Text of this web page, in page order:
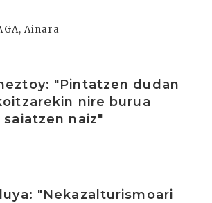
Ainara
"Pintatzen dudan
nire burua
naiz"
"Nekazalturismoari